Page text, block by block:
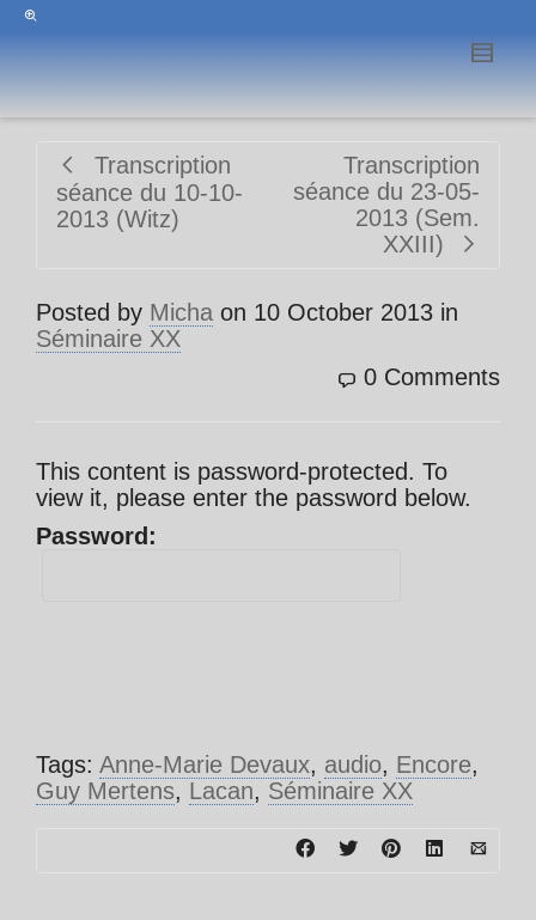
Transcription
séance du 10-10-
2013 (Witz)
Transcription
séance du 23-05-
2013 (Sem.
XXIII)
Posted by Micha on 10 October 2013 in
Séminaire XX
0 Comments
This content is password-protected. To
view it, please enter the password below.
Password:
Tags: Anne-Marie Devaux, audio, Encore,
Guy Mertens, Lacan, Séminaire XX